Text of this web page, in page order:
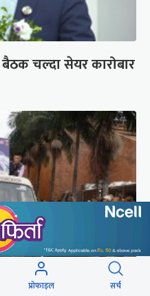
चल्दा सेयर कारोबार
प्रोफाइल सर्च